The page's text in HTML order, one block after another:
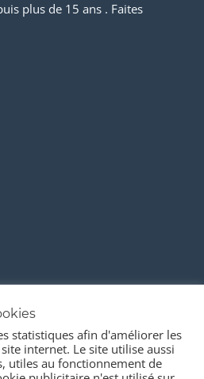
plus de 15 ans . Faites
statistiques afin d'améliorer les
internet. Le site utilise aussi
utiles au fonctionnement de